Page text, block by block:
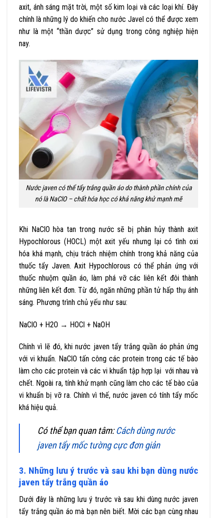
axit, ánh sáng mặt trời, một số kim loại và các loại khí. Đây
chính là những lý do khiến cho nước Javel có thể được xem
như là một “thần dược” sử dụng trong công nghiệp hiện
nay.
Nước javen có thể tẩy trắng quần áo do thành phần chính của
nó là NaClO – chất hóa học có khả năng khử mạnh mẽ
Khi NaClO hòa tan trong nước sẽ bị phân hủy thành axit
Hypochlorous (HOCL) một axit yếu nhưng lại có tình oxi
hóa khá mạnh, chịu trách nhiệm chính trong khả năng của
thuốc tẩy Javen. Axit Hypochlorous có thể phản ứng với
thuốc nhuộm quần áo, làm phá vỡ các liên kết đôi thành
những liên kết đơn. Từ đó, ngăn những phần tử hấp thụ ánh
sáng. Phương trình chủ yếu như sau:
NaClO + H2O → HOCl + NaOH
Chính vì lẽ đó, khi nước javen tẩy trắng quần áo phản ứng
với vi khuẩn. NaClO tấn công các protein trong các tế bào
làm cho các protein và các vi khuẩn tập hợp lại với nhau và
chết. Ngoài ra, tính khử mạnh cũng làm cho các tế bào của
vi khuẩn bị vỡ ra. Chính vì thế, nước javen có tính tẩy mốc
khá hiệu quả.
Có thể bạn quan tâm:Cách dùng nước
javen tẩy mốc tường cực đơn giản
3. Những lưu ý trước và sau khi bạn dùng nước
javen tẩy trắng quần áo
Dưới đây là những lưu ý trước và sau khi dùng nước javen
tẩy trắng quần áo mà bạn nên biết. Mời các bạn cùng nhau